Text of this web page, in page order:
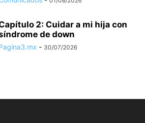
2: Cuidar a mi hija con
de down
- 30/07/2026